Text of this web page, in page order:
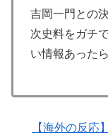
外国人「お前
知ってる？」
ている」と決
【画像】フジ
吉岡一門との
次史料をガチ
い情報あった
【海外の反応